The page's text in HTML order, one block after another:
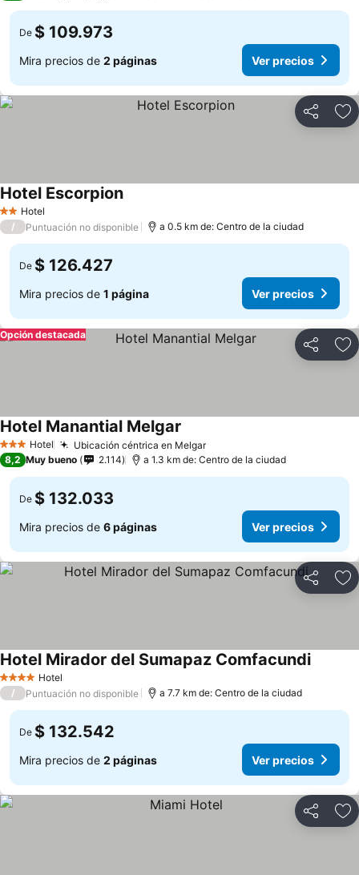
De $ 109.973
Mira precios de 2 páginas Ver precios
Compartir
2 Estrellas
Hotel
Hotel Escorpion
/ Puntuación no disponible a 0.5 km de: Centro de la ciudad
De $ 126.427
Mira precios de 1 página Ver precios
Compartir
Opción destacada
3 Estrellas
Hotel Ubicación céntrica en Melgar
Hotel Manantial Melgar
8,2 Muy bueno 2.114 a 1.3 km de: Centro de la ciudad
De $ 132.033
Mira precios de 6 páginas Ver precios
Compartir
4 EstrellasHotel
Hotel Mirador del Sumapaz Comfacundi
/ Puntuación no disponible a 7.7 km de: Centro de la ciudad
De $ 132.542
Mira precios de 2 páginas Ver precios
Compartir